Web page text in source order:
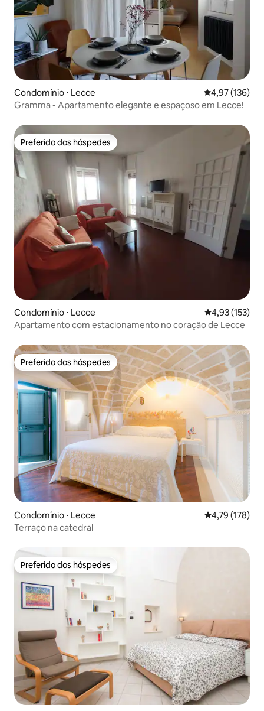
Condomínio ⋅ Lecce 4,97 de uma
4,97 (136)
Gramma - Apartamento elegante e espaçoso em Lecce!
Preferido dos hóspedes
Preferido dos hóspedes
Condomínio ⋅ Lecce 4,93 de uma
4,93 (153)
Apartamento com estacionamento no coração de Lecce
Preferido dos hóspedes
Preferido dos hóspedes
Condomínio ⋅ Lecce 4,79 de uma
4,79 (178)
Terraço na catedral
Preferido dos hóspedes
Preferido dos hóspedes